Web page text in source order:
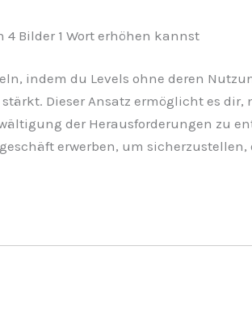
Bilder 1 Wort erhöhen kannst
indem du Levels ohne deren
Dieser Ansatz ermöglicht es
der Herausforderungen zu
erwerben, um